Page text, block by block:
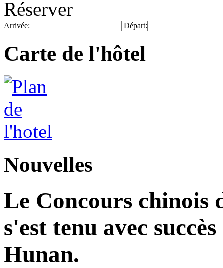
Réserver
Arrivée: Départ:
Carte de l'hôtel
Nouvelles
Le Concours chinois
s'est tenu avec
Hunan.